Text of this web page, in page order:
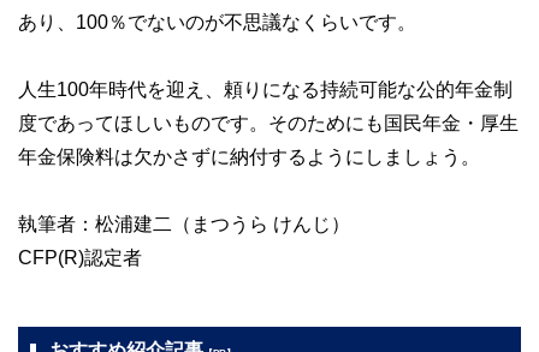
あり、100％でないのが不思議なくらいです。
人生100年時代を迎え、頼りになる持続可能な公的年金制
度であってほしいものです。そのためにも国民年金・厚生
年金保険料は欠かさずに納付するようにしましょう。
執筆者：松浦建二（まつうら けんじ）
CFP(R)認定者